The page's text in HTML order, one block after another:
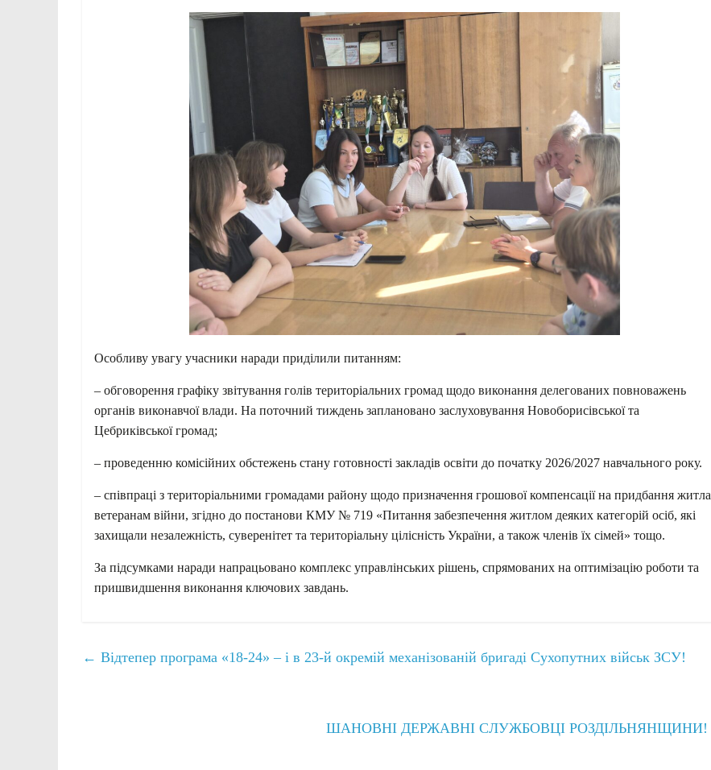
Особливу увагу учасники наради приділили питанням:
– обговорення графіку звітування голів територіальних громад щодо виконання делегованих повноважень
органів виконавчої влади. На поточний тиждень заплановано заслуховування Новоборисівської та
Цебриківської громад;
– проведенню комісійних обстежень стану готовності закладів освіти до початку 2026/2027 навчального року.
– співпраці з територіальними громадами району щодо призначення грошової компенсації на придбання житла
ветеранам війни, згідно до постанови КМУ № 719 «Питання забезпечення житлом деяких категорій осіб, які
захищали незалежність, суверенітет та територіальну цілісність України, а також членів їх сімей» тощо.
За підсумками наради напрацьовано комплекс управлінських рішень, спрямованих на оптимізацію роботи та
пришвидшення виконання ключових завдань.
← Відтепер програма «18-24» – і в 23-й окремій механізованій бригаді Сухопутних військ ЗСУ!
ШАНОВНІ ДЕРЖАВНІ СЛУЖБОВЦІ РОЗДІЛЬНЯНЩИНИ!